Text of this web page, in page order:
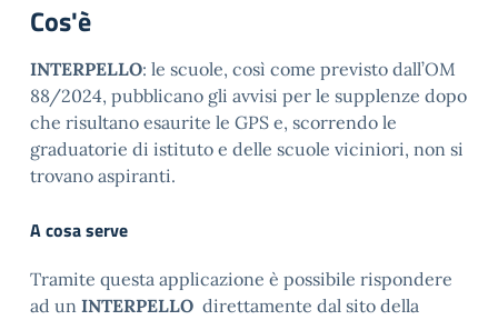
Cos'è
INTERPELLO: le scuole, così come previsto dall’OM
88/2024, pubblicano gli avvisi per le supplenze dopo
che risultano esaurite le GPS e, scorrendo le
graduatorie di istituto e delle scuole viciniori, non si
trovano aspiranti.
A cosa serve
Tramite questa applicazione è possibile rispondere
ad un INTERPELLO direttamente dal sito della